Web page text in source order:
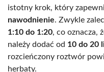
istotny krok, który
nawodnienie. Zwykle
1:10 do 1:20, co oznacza,
należy dodać od 10 do 20
rozcieńczony roztwór
herbaty.